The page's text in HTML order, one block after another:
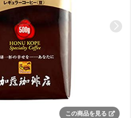
この商品を見る